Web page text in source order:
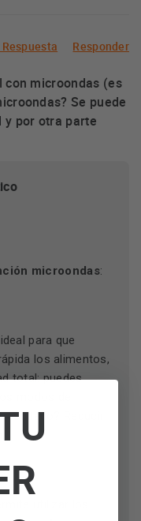
Respuesta Responder
con microondas (es
Se puede
y por otra parte
microondas:
para que
los alimentos,
total: puedes
Reducir